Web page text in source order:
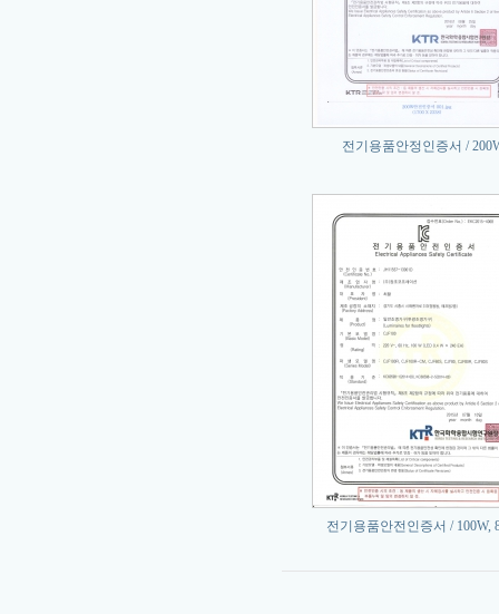
전기용품안정인증서 /
전기용품안전인증서 / 100W,